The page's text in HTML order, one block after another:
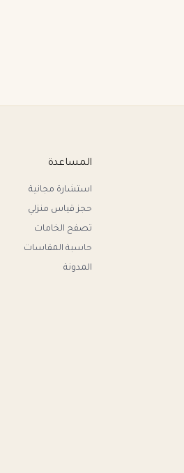
المساعدة
استشارة مجانية
حجز قياس منزلي
تصفح الخامات
حاسبة المقاسات
المدونة